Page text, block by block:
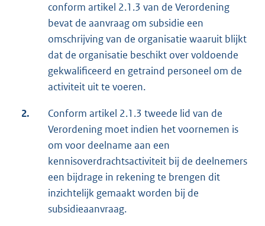
conform artikel 2.1.3 van de Verordening
bevat de aanvraag om subsidie een
omschrijving van de organisatie waaruit blijkt
dat de organisatie beschikt over voldoende
gekwalificeerd en getraind personeel om de
activiteit uit te voeren.
2.
Conform artikel 2.1.3 tweede lid van de
Verordening moet indien het voornemen is
om voor deelname aan een
kennisoverdrachtsactiviteit bij de deelnemers
een bijdrage in rekening te brengen dit
inzichtelijk gemaakt worden bij de
subsidieaanvraag.